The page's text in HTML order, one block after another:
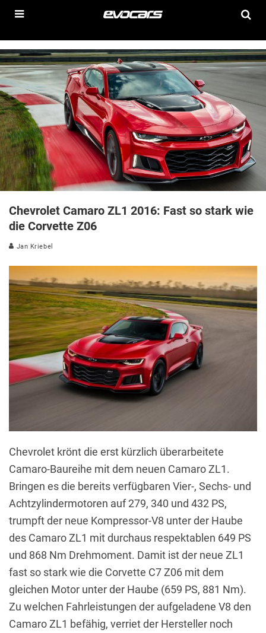
Chevrolet Camaro ZL1 2016: Fast so stark wie
die Corvette Z06
Jan Kriebel
Chevrolet krönt die erst kürzlich überarbeitete
Camaro-Baureihe mit dem neuen Camaro ZL1.
Bringen es die bereits verfügbaren Vier-, Sechs- und
Achtzylindermotoren auf 279, 340 und 432 PS,
trumpft der neue Kompressor-V8 unter der Haube
des Camaro ZL1 mit durchaus respektablen 649 PS
und 868 Nm Drehmoment. Damit ist der neue ZL1
fast so stark wie die Corvette C7 Z06 mit dem
gleichen Motor unter der Haube (659 PS, 881 Nm).
Zu welchen Fahrleistungen der aufgeladene V8 den
Camaro ZL1 befähig, verriet der Hersteller noch